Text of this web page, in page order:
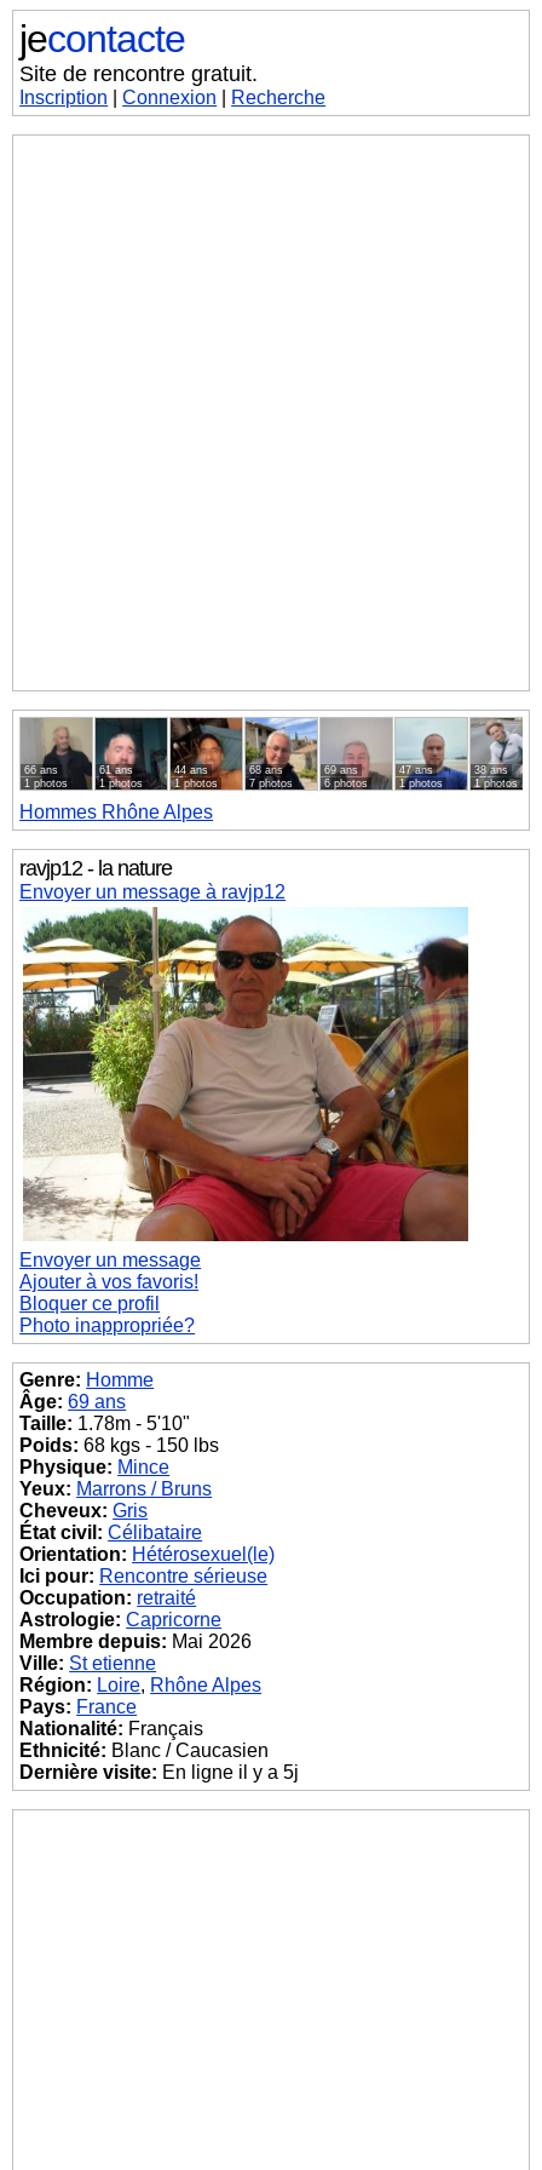
jecontacte
Site de rencontre gratuit.
Inscription |Connexion Recherche
66 ans
1 photos
61 ans
1 photos
44 ans
1 photos
68 ans
7 photos
69 ans
6 photos
47 ans
1 photos
38 ans
1 photos
Hommes Rhône Alpes
ravjp12 - la nature
Envoyer un message à ravjp12
Envoyer un message
Ajouter à vos favoris!
Bloquer ce profil
Photo inappropriée?
Genre: Homme
Âge: 69 ans
Taille: 1.78m - 5'10"
Poids: 68 kgs - 150 lbs
Physique: Mince
Yeux: Marrons / Bruns
Cheveux: Gris
État civil: Célibataire
Orientation: Hétérosexuel(le)
Ici pour: Rencontre sérieuse
Occupation: retraité
Astrologie: Capricorne
Membre depuis: Mai 2026
Ville: St etienne
Région: Loire, Rhône Alpes
Pays: France
Nationalité: Français
Ethnicité: Blanc / Caucasien
Dernière visite: En ligne il y a 5j